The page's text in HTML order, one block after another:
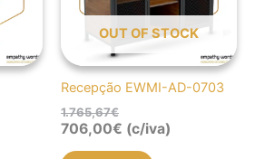
OUT OF STOCK
Recepção EWMI-AD-0703
1.765,67€
706,00€ (c/iva)